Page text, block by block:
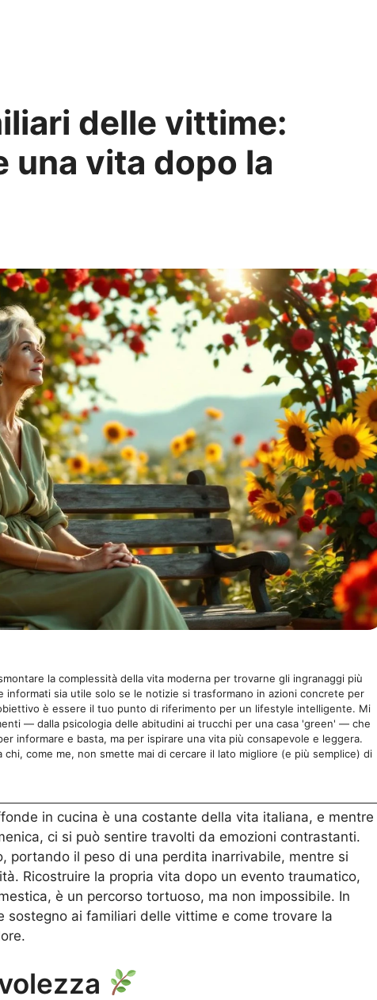
delle vittime:
vita dopo la
la complessità della vita moderna per trovarne gli ingranaggi più
informati sia utile solo se le notizie si trasformano in azioni concrete per
è essere il tuo punto di riferimento per un lifestyle intelligente. Mi
— dalla psicologia delle abitudini ai trucchi per una casa 'green' — che
informare e basta, ma per ispirare una vita più consapevole e leggera.
come me, non smette mai di cercare il lato migliore (e più semplice) di
in cucina è una costante della vita italiana, e mentre
ci si può sentire travolti da emozioni contrastanti.
portando il peso di una perdita inarrivabile, mentre si
Ricostruire la propria vita dopo un evento traumatico,
è un percorso tortuoso, ma non impossibile. In
ai familiari delle vittime e come trovare la